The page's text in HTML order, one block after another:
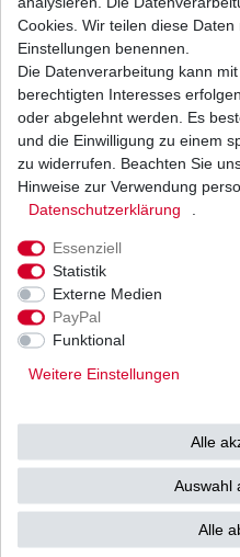
Untersuchungen
95% aller
der Batterien
In diesem
Batterien eine
die sich
Diese
dass die
es kaum
die volle
Batterie
"SUPER MF"
Cookies. Wir teilen diese
Einstellungen benennen.
Die Datenverarbeitung kann
berechtigten Interesses
oder abgelehnt werden. Es
und die Einwilligung zu einem
zu widerrufen. Beachten Sie
Hinweise zur Verwendung
Daten­schutz­erklärung
Essenziell
Statistik
Externe Medien
PayPal
Funktional
Weitere Einstellungen
Alle
Auswahl
Alle